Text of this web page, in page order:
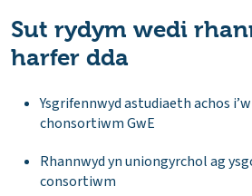
Sut rydym wedi
harfer dda
Ysgrifennwyd astudiaeth achos
chonsortiwm GwE
Rhannwyd yn uniongyrchol ag
consortiwm